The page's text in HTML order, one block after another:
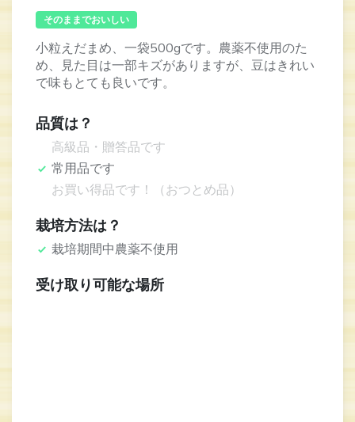
そのままでおいしい
小粒えだまめ、一袋500gです。農薬不使用のた
め、見た目は一部キズがありますが、豆はきれい
で味もとても良いです。
品質は？
高級品・贈答品です
常用品です
お買い得品です！（おつとめ品）
栽培方法は？
栽培期間中農薬不使用
受け取り可能な場所